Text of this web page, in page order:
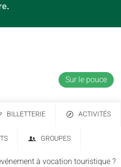
.
Sur le pouce
BILLETTERIE ACTIVITÉS
GROUPES
à vocation touristique ?